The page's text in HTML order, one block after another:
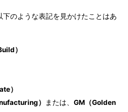
のような表記を見かけたことはあ
）
）
）
または、 GM（Golden